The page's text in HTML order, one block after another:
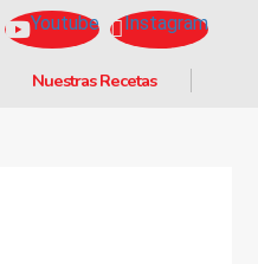
Youtube Instagram
Nuestras Recetas